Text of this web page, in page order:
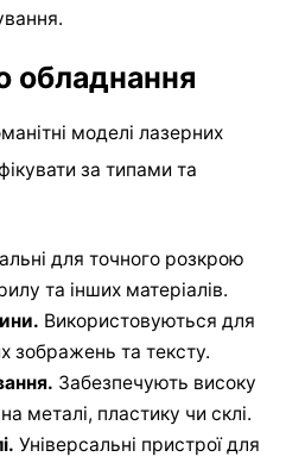
обладнання
моделі лазерних
за типами та
для точного розкрою
та інших матеріалів.
Використовуються для
зображень та тексту.
Забезпечують високу
металі, пластику чи склі.
Універсальні пристрої для